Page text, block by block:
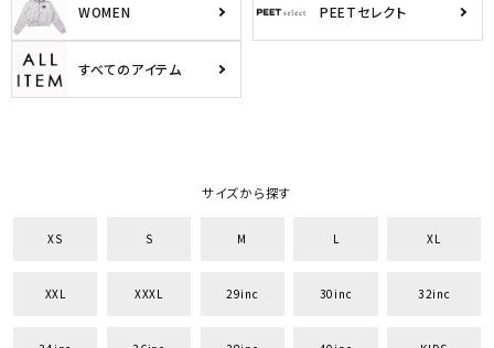
WOMEN PEETセレクト
すべてのアイテム
サイズから探す
XS S M L XL
XXL XXXL 29inc 30inc 32inc